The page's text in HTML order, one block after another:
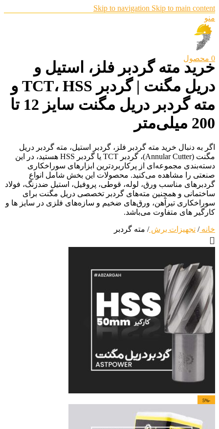
Skip to navigation Skip to main content
منو
0 محصول
خرید مته گردبر فلز، استیل و
دریل مگنت | گردبر TCT، HSS و
مته گردبر دریل مگنت سایز 12 تا
200 میلی‌متر
اگر به دنبال خرید مته گردبر فلز، گردبر استیل، مته گردبر دریل
مگنت (Annular Cutter)، گردبر TCT یا گردبر HSS هستید، در این
دسته‌بندی مجموعه‌ای از پرکاربردترین ابزارهای سوراخکاری
صنعتی را مشاهده می‌کنید. محصولات این بخش شامل انواع
گردبرهای مناسب ورق، لوله، قوطی، پروفیل، استیل ضدزنگ، فولاد
ساختمانی و همچنین مته‌های گردبر تخصصی دریل مگنت برای
سوراخکاری تیرآهن، ورق‌های ضخیم و سازه‌های فلزی در سایز ها و
کارگیر های متفاوت می‌باشد.
خانه/ تجهیزات برش/ مته گردبر
-5%